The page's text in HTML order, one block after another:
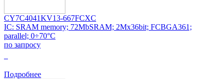
CY7C4041KV13-667FCXC
IC: SRAM memory; 72MbSRAM; 2Mx36bit; FCBGA361;
parallel; 0÷70°C
по запросу
Подробнее